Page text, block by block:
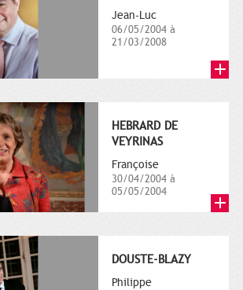
Jean-Luc
06/05/2004 à
21/03/2008
HEBRARD DE
VEYRINAS
Françoise
30/04/2004 à
05/05/2004
DOUSTE-BLAZY
Philippe